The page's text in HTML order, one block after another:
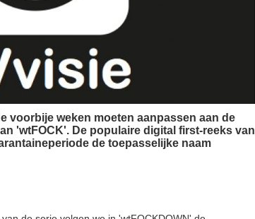
voorbije weken moeten aanpassen aan de
'wtFOCK'. De populaire digital first-reeks van
de toepasselijke naam